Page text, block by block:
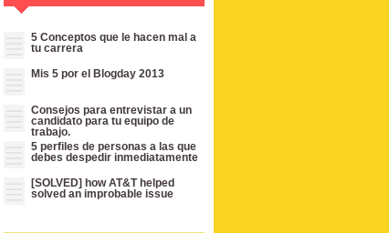
5 Conceptos que le hacen mal a
tu carrera
Mis 5 por el Blogday 2013
Consejos para entrevistar a un
candidato para tu equipo de
trabajo.
5 perfiles de personas a las que
debes despedir inmediatamente
[SOLVED] how AT&T helped
solved an improbable issue